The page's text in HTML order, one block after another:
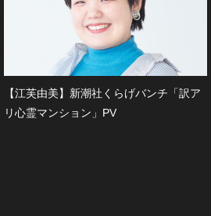
【江芙由美】新潮社くらげバンチ「訳ア
リ心霊マンション」PV